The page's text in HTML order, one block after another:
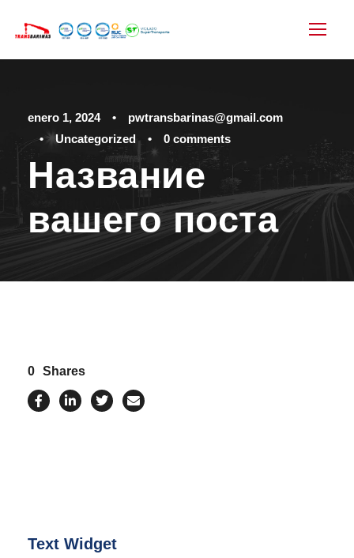
enero 1, 2024 •
pwtransbarinas@gmail.com
•
Uncategorized • 0 comments
Название
вашего поста
0 Shares
Text Widget